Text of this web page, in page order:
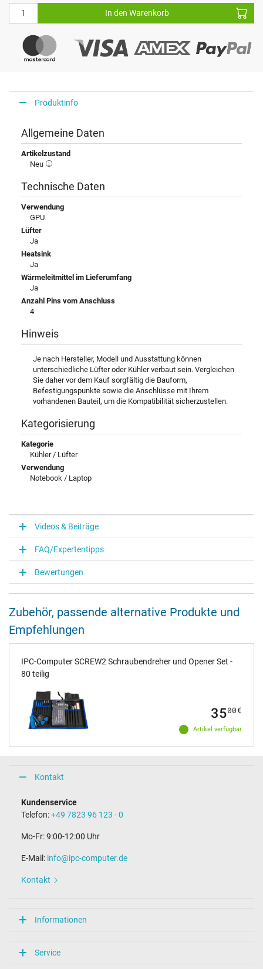
In den Warenkorb
Produktinfo
Allgemeine Daten
Artikelzustand
Neu
Technische Daten
Verwendung
GPU
Lüfter
Ja
Heatsink
Ja
Wärmeleitmittel im Lieferumfang
Ja
Anzahl Pins vom Anschluss
4
Hinweis
Je nach Hersteller, Modell und Ausstattung können
unterschiedliche Lüfter oder Kühler verbaut sein. Vergleichen
Sie daher vor dem Kauf sorgfältig die Bauform,
Befestigungspunkte sowie die Anschlüsse mit Ihrem
vorhandenen Bauteil, um die Kompatibilität sicherzustellen.
Kategorisierung
Kategorie
Kühler / Lüfter
Verwendung
Notebook / Laptop
Videos & Beiträge
FAQ/Expertentipps
Bewertungen
Zubehör, passende alternative Produkte und
Empfehlungen
IPC-Computer SCREW2 Schraubendreher und Opener Set -
80 teilig
Artikel verfügbar
3500€
Kontakt
Kundenservice
Telefon:+49 7823 96 123 - 0
Mo-Fr: 9:00-12:00 Uhr
E-Mail: info@ipc-computer.de
Kontakt
Informationen
Service